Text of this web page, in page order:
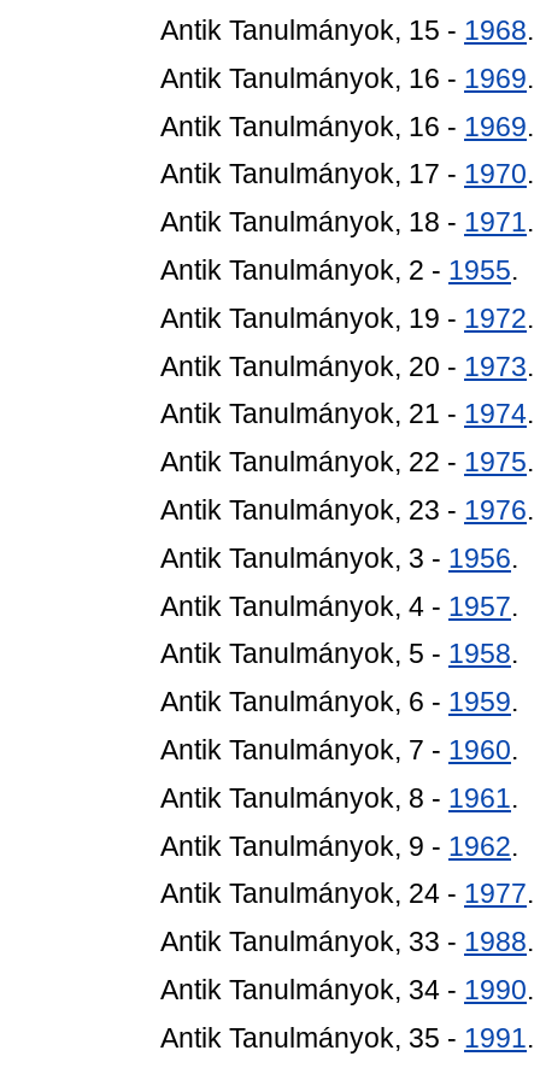
Antik Tanulmányok, 15 - 1968.
Antik Tanulmányok, 16 - 1969.
Antik Tanulmányok, 16 - 1969.
Antik Tanulmányok, 17 - 1970.
Antik Tanulmányok, 18 - 1971.
Antik Tanulmányok, 2 - 1955.
Antik Tanulmányok, 19 - 1972.
Antik Tanulmányok, 20 - 1973.
Antik Tanulmányok, 21 - 1974.
Antik Tanulmányok, 22 - 1975.
Antik Tanulmányok, 23 - 1976.
Antik Tanulmányok, 3 - 1956.
Antik Tanulmányok, 4 - 1957.
Antik Tanulmányok, 5 - 1958.
Antik Tanulmányok, 6 - 1959.
Antik Tanulmányok, 7 - 1960.
Antik Tanulmányok, 8 - 1961.
Antik Tanulmányok, 9 - 1962.
Antik Tanulmányok, 24 - 1977
Antik Tanulmányok, 33 - 1988
Antik Tanulmányok, 34 - 1990
Antik Tanulmányok, 35 - 1991